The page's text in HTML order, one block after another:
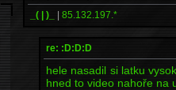
_( | )_ | 85.132.197.*
re: :D:D:D
hele nasadil si latku
hned to video nahoře na